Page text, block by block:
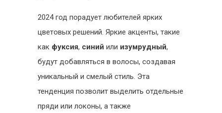
2024 год порадует любителей ярких
цветовых решений. Яркие акценты, такие
как фуксия, синий или изумрудный,
будут добавляться в волосы, создавая
уникальный и смелый стиль. Эта
тенденция позволит выделить отдельные
пряди или локоны, а также